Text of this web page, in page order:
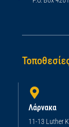
Λάρνακα
11-13 Luther